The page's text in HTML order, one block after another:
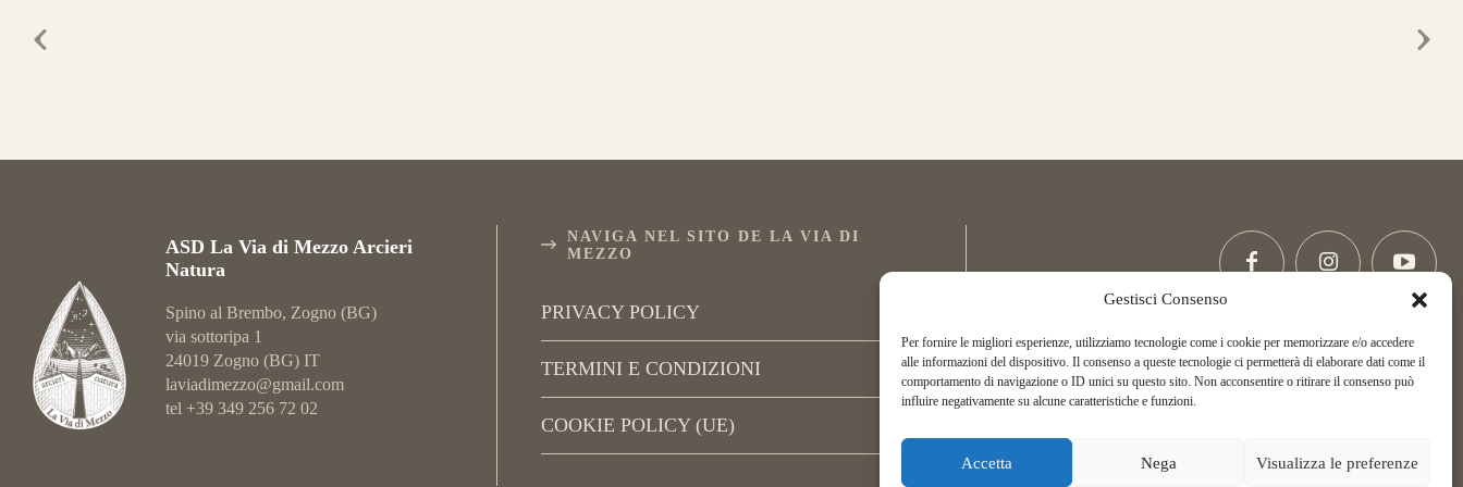
Gestisci Consenso
Per fornire le migliori esperienze, utilizziamo tecnologie come i cookie per memorizzare e/o accedere
alle informazioni del dispositivo. Il consenso a queste tecnologie ci permetterà di elaborare dati come il
comportamento di navigazione o ID unici su questo sito. Non acconsentire o ritirare il consenso può
influire negativamente su alcune caratteristiche e funzioni.
Accetta Nega Visualizza le preferenze
ASD La Via di Mezzo Arcieri
Natura
Spino al Brembo, Zogno (BG)
via sottoripa 1
24019 Zogno (BG) IT
laviadimezzo@gmail.com
tel +39 349 256 72 02
NAVIGA NEL SITO DE LA VIA DI
MEZZO
PRIVACY POLICY
TERMINI E CONDIZIONI
COOKIE POLICY (UE)
Copyright La Via di Mezzo, All Rights Reserved.
ASD La Via di Mezzo Arcieri Natura